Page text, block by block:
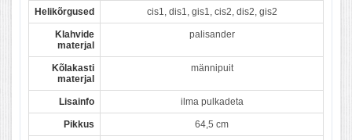
Helikõrgused cis1, dis1, gis1, cis2, dis2, gis2
Klahvide
materjal
palisander
Kõlakasti
materjal
männipuit
Lisainfo ilma pulkadeta
Pikkus 64,5 cm